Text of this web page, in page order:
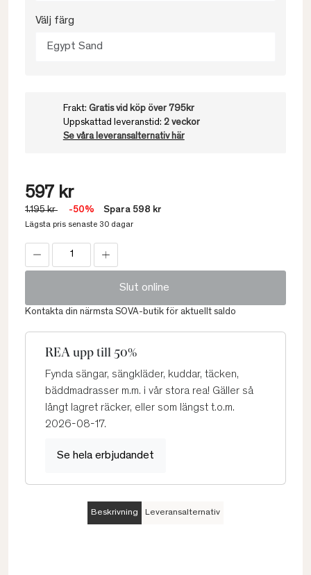
Välj färg
Egypt Sand
Frakt: Gratis vid köp över 795kr
Uppskattad leveranstid: 2 veckor
Se våra leveransalternativ här
597 kr
1.195 kr -50% Spara 598 kr
Lägsta pris senaste 30 dagar
Slut online
Kontakta din närmsta SOVA-butik för aktuellt saldo
REA upp till 50%
Fynda sängar, sängkläder, kuddar, täcken,
bäddmadrasser m.m. i vår stora rea! Gäller så
långt lagret räcker, eller som längst t.o.m.
2026-08-17.
Se hela erbjudandet
Beskrivning Leveransalternativ